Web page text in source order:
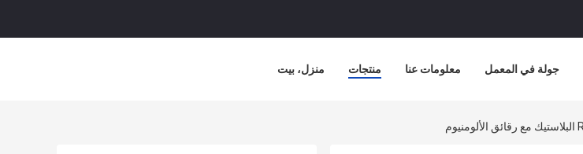
منزل، بيت منتجات معلومات عنا جولة في المعمل